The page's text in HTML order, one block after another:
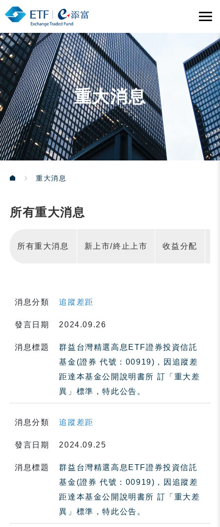
重大消息
重大消息
所有重大消息
所有重大消息 新上市/終止上市 收益分配
消息分類 追蹤差距
發言日期 2024.09.26
消息標題
群益台灣精選高息ETF證券投資信託
基金(證券 代號：00919)，因追蹤差
距達本基金公開說明書所 訂「重大差
異」標準，特此公告。
消息分類 追蹤差距
發言日期 2024.09.25
消息標題
群益台灣精選高息ETF證券投資信託
基金(證券 代號：00919)，因追蹤差
距達本基金公開說明書所 訂「重大差
異」標準，特此公告。